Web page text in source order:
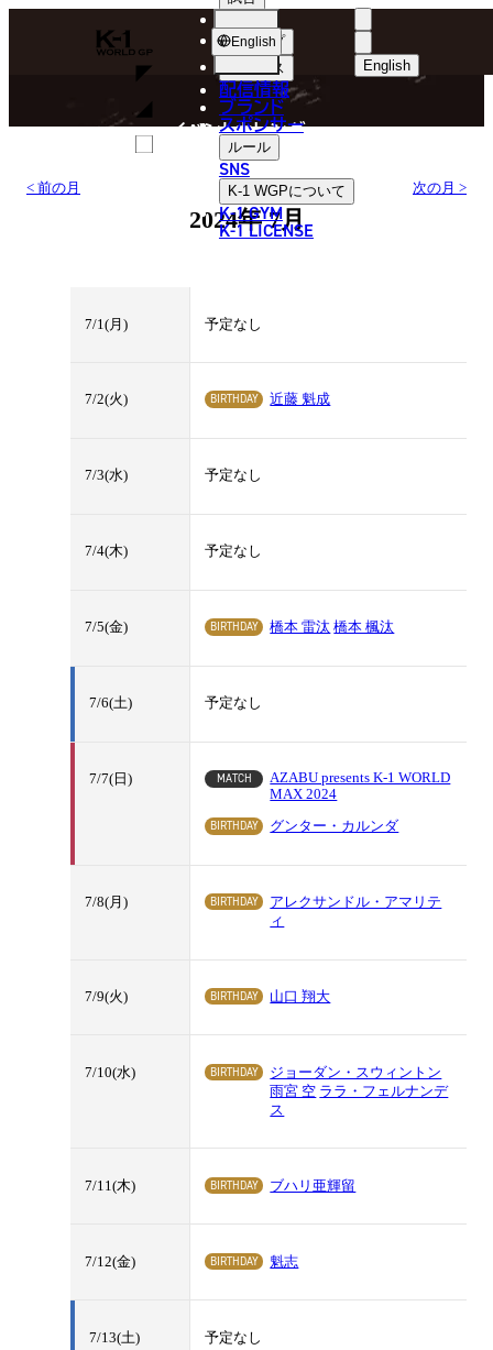
K-
WGP
English
한국어
ショップ
ニュース
配信情報
ブランド
スポンサー
ルール
SNS
K-1 WGPについて
K-1 GYM
K-1 LICENSE
English
EVENT CALENDAR
イベントカレンダー
< 前の月
2024年 7月
次の月 >
7/1(月) 予定なし
7/2(火) BIRTHDAY 近藤 魁成
7/3(水) 予定なし
7/4(木) 予定なし
7/5(金) BIRTHDAY 橋本 雷汰 橋本 楓汰
7/6(土) 予定なし
7/7(日) MATCH
AZABU presents K-1 WORLD
MAX 2024
BIRTHDAY グンター・カルンダ
7/8(月) BIRTHDAY
アレクサンドル・アマリテ
ィ
7/9(火) BIRTHDAY 山口 翔大
7/10(水) BIRTHDAY
ジョーダン・スウィントン
雨宮 空 ララ・フェルナンデ
ス
7/11(木) BIRTHDAY ブハリ亜輝留
7/12(金) BIRTHDAY 魁志
7/13(土) 予定なし